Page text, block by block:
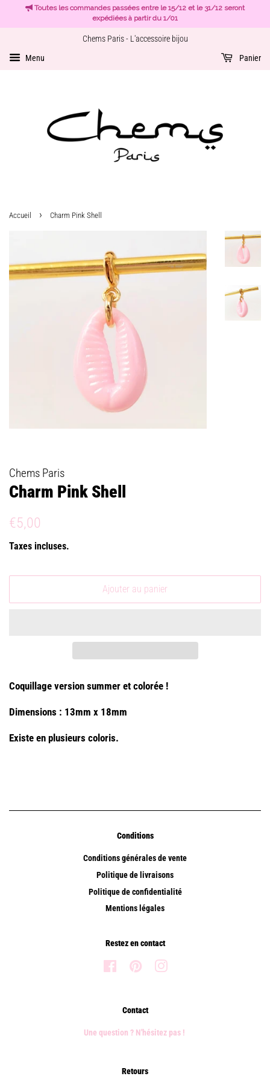
Toutes les commandes passées entre le 15/12 et le 31/12 seront
expédiées à partir du 1/01
Chems Paris - L'accessoire bijou
Menu Panier
Accueil › Charm Pink Shell
Chems Paris
Charm Pink Shell
Prix
€5,00
Taxes incluses.
Ajouter au panier
Coquillage version summer et colorée !
Dimensions : 13mm x 18mm
Existe en plusieurs coloris.
Conditions
Conditions générales de vente
Politique de livraisons
Politique de confidentialité
Mentions légales
Restez en contact
Facebook Pinterest
Contact
Une question ? N'hésitez pas !
Retours